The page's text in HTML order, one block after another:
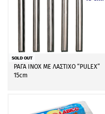
SOLD OUT
ΡΑΓΑ INOX ΜΕ ΛΑΣΤΙΧΟ “PULEX”
15cm